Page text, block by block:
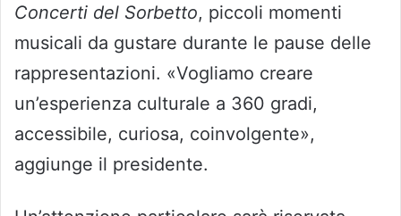
Concerti del Sorbetto, piccoli momenti
musicali da gustare durante le pause delle
rappresentazioni. «Vogliamo creare
un’esperienza culturale a 360 gradi,
accessibile, curiosa, coinvolgente»,
aggiunge il presidente.